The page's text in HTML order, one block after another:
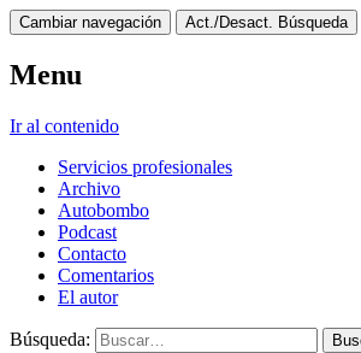
Cambiar navegación Act./Desact. Búsqueda
Menu
Ir al contenido
Servicios profesionales
Archivo
Autobombo
Podcast
Contacto
Comentarios
El autor
Búsqueda: